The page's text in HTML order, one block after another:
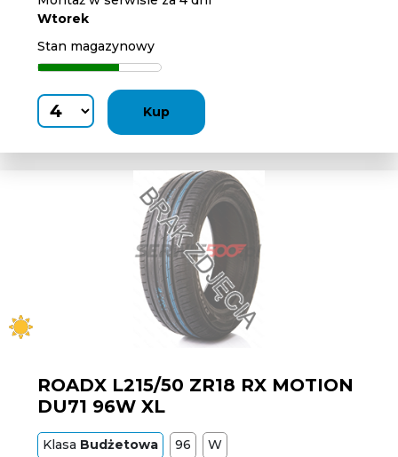
Wtorek
Stan magazynowy
Kup
ROADX L215/50 ZR18 RX MOTION
DU71 96W XL
Klasa Budżetowa 96 W